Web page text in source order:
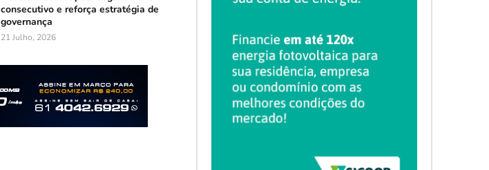
consecutivo e reforça estratégia de
governança
21 Julho, 2026